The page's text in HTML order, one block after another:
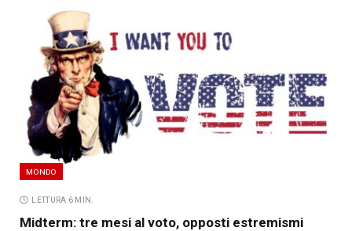
MONDO
LETTURA 6 MIN.
Midterm: tre mesi al voto, opposti estremismi